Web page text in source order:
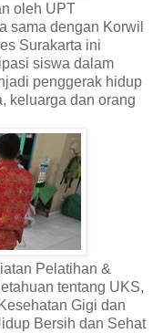
oleh UPT
sama dengan Korwil
Surakarta ini
siswa dalam
penggerak hidup
keluarga dan orang
Pelatihan &
tentang UKS,
Gigi dan
Bersih dan Sehat